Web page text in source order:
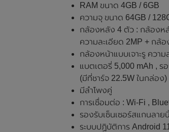
RAM ขนาด 4GB / 6GB
ความจุ ขนาด 64GB /
กล้องหลัง 4 ตัว : กล้องหลั
ความละเอียด 2MP + กล้อ
กล้องหน้าแบบเจาะรู ความ
แบตเตอรี่ 5,000 mAh , ร
(มีที่ชาร์จ 22.5W ในกล่อง)
มีลำโพงคู่
การเชื่อมต่อ : Wi-Fi ,
รองรับเซ็นเซอร์สแกนลา
ระบบปฏิบัติการ Android